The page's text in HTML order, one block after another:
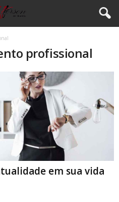
profissional
em sua vida